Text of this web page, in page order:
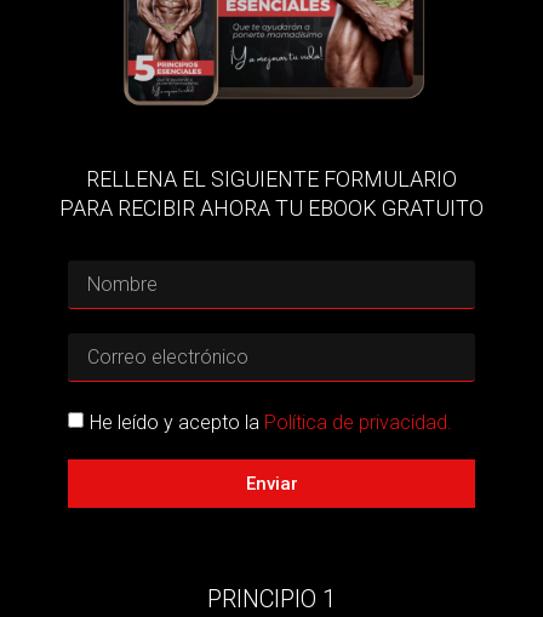
RELLENA EL SIGUIENTE FORMULARIO
PARA RECIBIR AHORA TU EBOOK GRATUITO
He leído y acepto la Política de privacidad.
Enviar
PRINCIPIO 1